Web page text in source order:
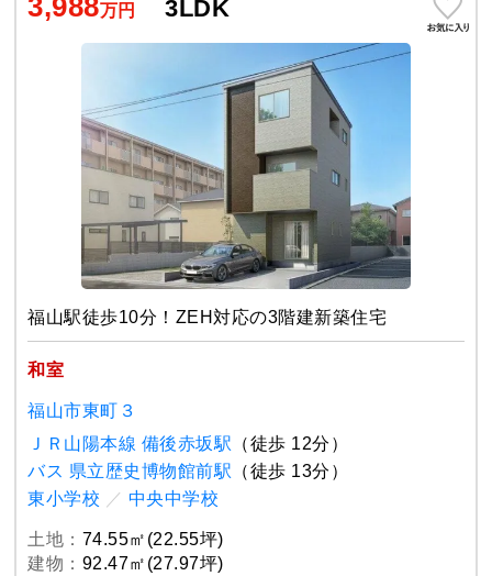
万円 3LDK
福山駅徒歩10分！ZEH対応の3階建新築住宅
和室
福山市東町３
ＪＲ山陽本線 備後赤坂駅 （徒歩 12分）
バス 県立歴史博物館前駅 （徒歩 13分）
東小学校 ／ 中央中学校
土地： 74.55㎡(22.55坪)
建物： 92.47㎡(27.97坪)